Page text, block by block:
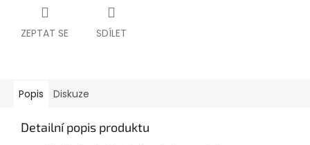
ZEPTAT SE SDÍLET
Popis Diskuze
Detailní popis produktu